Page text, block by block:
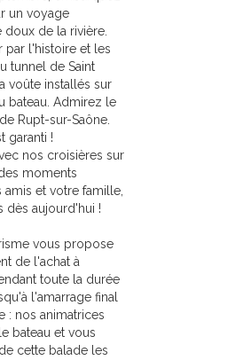
un voyage
doux de la rivière.
par l'histoire et les
tunnel de Saint
voûte installés sur
bateau. Admirez le
Rupt-sur-Saône.
garanti !
nos croisières sur
moments
amis et votre famille,
dès aujourd'hui !
vous propose
de l'achat à
toute la durée
l'amarrage final
: nos animatrices
bateau et vous
cette balade les